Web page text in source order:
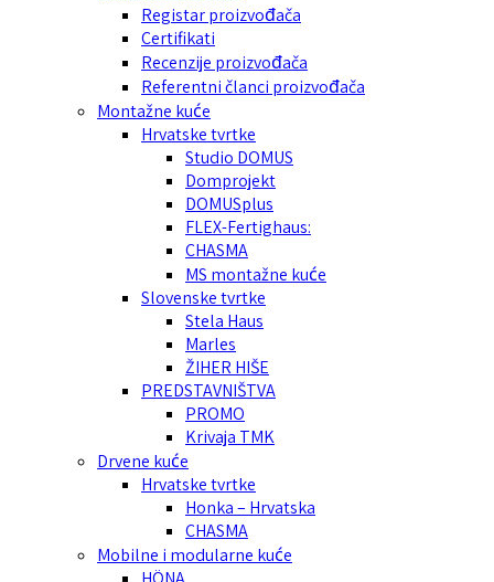
Registar proizvođača
Certifikati
Recenzije proizvođača
Referentni članci proizvođača
Montažne kuće
Hrvatske tvrtke
Studio DOMUS
Domprojekt
DOMUSplus
FLEX-Fertighaus:
CHASMA
MS montažne kuće
Slovenske tvrtke
Stela Haus
Marles
ŽIHER HIŠE
PREDSTAVNIŠTVA
PROMO
Krivaja TMK
Drvene kuće
Hrvatske tvrtke
Honka – Hrvatska
CHASMA
Mobilne i modularne kuće